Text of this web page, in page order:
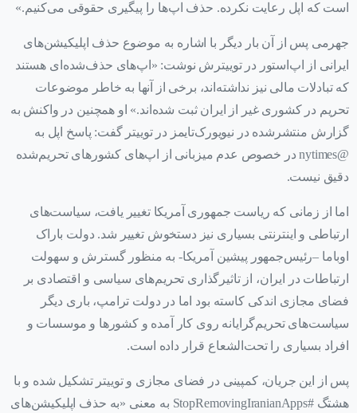
است که اپل رعایت نکرده. حذف اپ‌ها را پیگیری حقوقی می‌کنیم.»
جهرمی پس از آن بار دیگر با اشاره به موضوع حذف اپلیکیشن‌های
ایرانی از اپ‌استور در توییترش نوشت: «اپ‌های حذف‌شده‌ای هستند
که تبادلات مالی نیز نداشته‌اند، برخی از آنها به خاطر موضوعات
تحریم در کشوری غیر از ایران ثبت شده‌اند.» او همچنین در واکنش به
گزارش منتشرشده در نیویورک‌تایمز در توییتر گفت: پاسخ اپل به
@nytimes در خصوص عدم میزبانی از اپ‌های کشورهای تحریم‌شده
دقیق نیست.
اما از زمانی که ریاست جمهوری آمریکا تغییر یافت، سیاست‌های
ارتباطی و اینترنتی بسیاری نیز دستخوش تغییر شد. دولت باراک
اوباما –رئیس‌جمهور پیشین آمریکا- به منظور گسترش و سهولت
ارتباطات در ایران، از تاثیرگذاری تحریم‌های سیاسی و اقتصادی بر
فضای مجازی اندکی کاسته بود اما در دولت ترامپ، باری دیگر
سیاست‌های تحریم‌گرایانه روی کار آمده و کشورها و موسسات و
افراد بسیاری را تحت‌الشعاع قرار داده است.
پس از این جریان، کمپینی در فضای مجازی و توییتر تشکیل شده و با
هشتگ #StopRemovingIranianApps به معنی «به حذف ‌اپلیکیشن‌های